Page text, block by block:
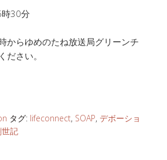
30分
からゆめのたね放送局グリーンチ
ださい。
タグ: lifeconnect, SOAP, デボーショ
記